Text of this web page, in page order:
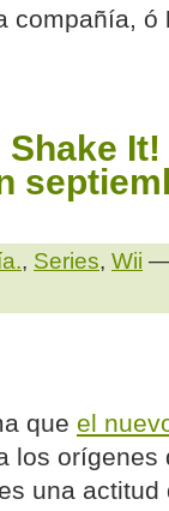
compañía, ó
, Series, Wii —
que el
los orígenes
una actitud